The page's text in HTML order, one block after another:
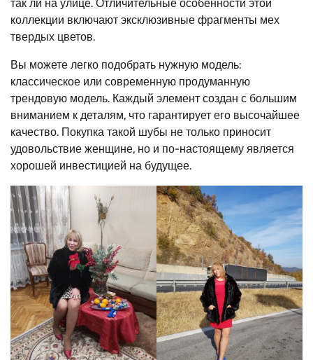
так ли на улице. Отличительные особенности этой
коллекции включают эксклюзивные фрагменты мех
твердых цветов.
Вы можете легко подобрать нужную модель:
классическое или современную продуманную
трендовую модель. Каждый элемент создан с большим
вниманием к деталям, что гарантирует его высочайшее
качество. Покупка такой шубы не только приносит
удовольствие женщине, но и по-настоящему является
хорошей инвестицией на будущее.